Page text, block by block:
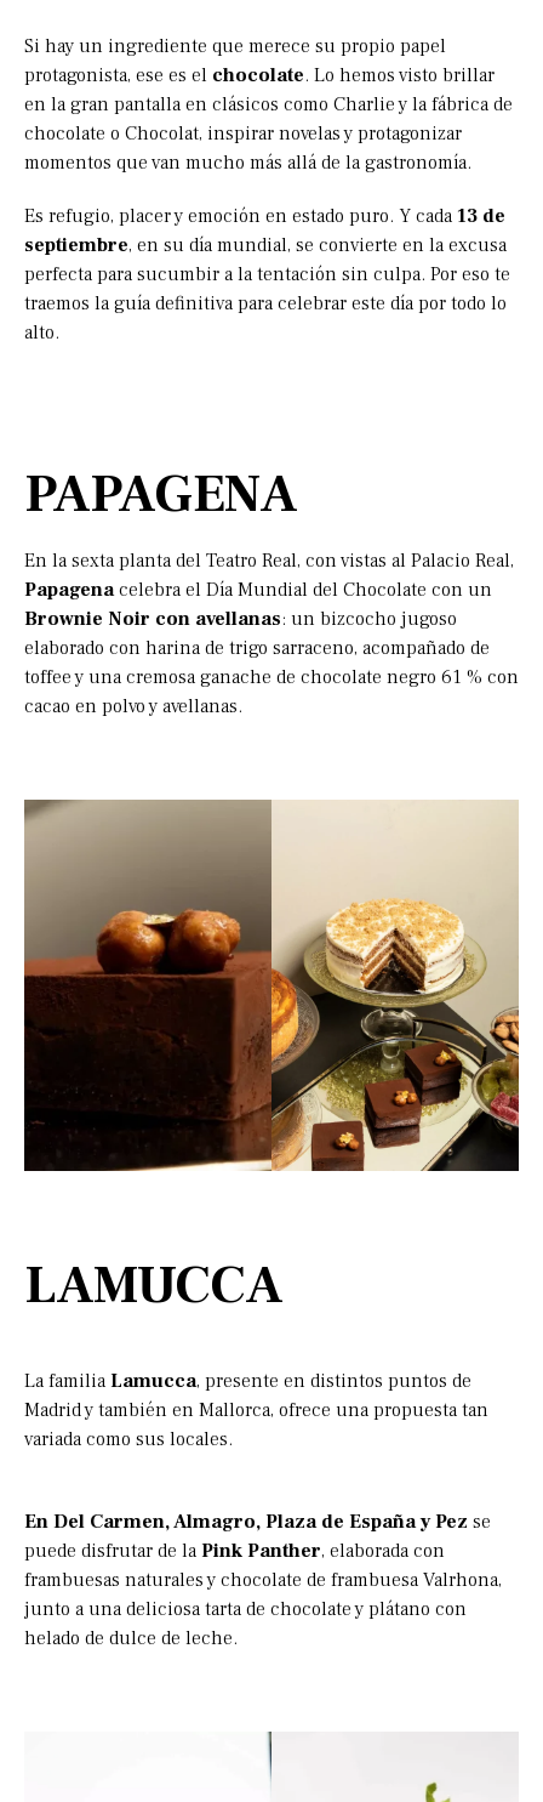
Si hay un ingrediente que merece su propio papel
protagonista, ese es el chocolate. Lo hemos visto brillar
en la gran pantalla en clásicos como Charlie y la fábrica de
chocolate o Chocolat, inspirar novelas y protagonizar
momentos que van mucho más allá de la gastronomía.
Es refugio, placer y emoción en estado puro. Y cada 13 de
septiembre, en su día mundial, se convierte en la excusa
perfecta para sucumbir a la tentación sin culpa. Por eso te
traemos la guía definitiva para celebrar este día por todo lo
alto.
PAPAGENA
En la sexta planta del Teatro Real, con vistas al Palacio Real,
Papagenacelebra el Día Mundial del Chocolate con un
Brownie Noir con avellanas: un bizcocho jugoso
elaborado con harina de trigo sarraceno, acompañado de
toffee y una cremosa ganache de chocolate negro 61 % con
cacao en polvo y avellanas.
LAMUCCA
La familia Lamucca, presente en distintos puntos de
Madrid y también en Mallorca, ofrece una propuesta tan
variada como sus locales.
En Del Carmen, Almagro, Plaza de España y Pez se
puede disfrutar de la Pink Panther, elaborada con
frambuesas naturales y chocolate de frambuesa Valrhona,
junto a una deliciosa tarta de chocolate y plátano con
helado de dulce de leche.